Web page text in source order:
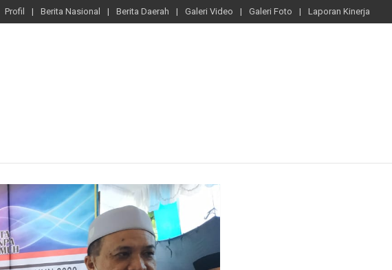
Profil Berita Nasional Berita Daerah Galeri Video Galeri Foto Laporan Kinerja